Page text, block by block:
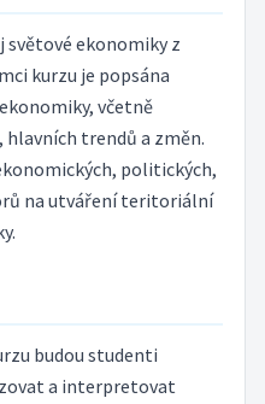
světové ekonomiky z
kurzu je popsána
včetně
trendů a změn.
politických,
na utváření teritoriální
budou studenti
a interpretovat